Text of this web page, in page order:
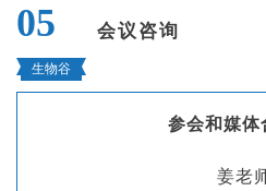
05
生物谷
会议咨询
参会和媒体
姜老